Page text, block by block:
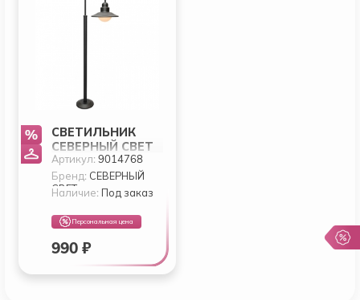
СВЕТИЛЬНИК
СЕВЕРНЫЙ СВЕТ
САД 1
НАПОЛЬНЫЙ 1-Р.
ГРАФИТ
Артикул:9014768
Бренд: СЕВЕРНЫЙ
СВЕТ
Наличие: Под заказ
Персональная цена
990 ₽